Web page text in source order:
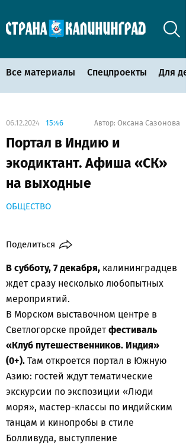
Все материалы Спецпроекты Для
06.12.2024 15:46 Автор: Оксана Сазонова
Портал в Индию и
экодиктант. Афиша «СК»
на выходные
ОБЩЕСТВО
Поделиться
В субботу, 7 декабря, калининградцев
ждет сразу несколько любопытных
мероприятий.
В Морском выставочном центре в
Светлогорске пройдетфестиваль
«Клуб путешественников. Индия»
(0+). Там откроется портал в Южную
Азию: гостей ждут тематические
экскурсии по экспозиции «Люди
моря», мастер-классы по индийским
танцам и кинопробы в стиле
Болливуда, выступление